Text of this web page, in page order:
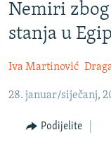
glavni
sadržaj
na
navigaciju
Pređite
BOSNA I
SRBIJA
KOSOVO
CRNA GORA
VIZUELNO
Nemiri
stanja u
Iva Martinović
28. januar/siječanj,
Podijelite